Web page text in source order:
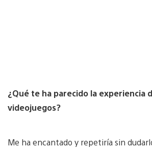
¿Qué te ha parecido la experiencia
videojuegos?
Me ha encantado y repetiría sin